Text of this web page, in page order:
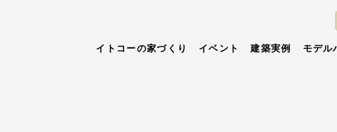
イトコーの家づくり イベント 建築実例 モデル